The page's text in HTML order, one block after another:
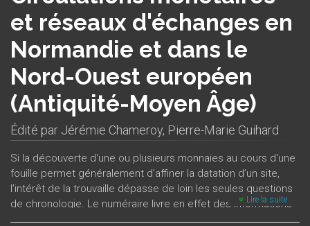
et réseaux d'échanges en
Normandie et dans le
Nord-Ouest européen
(Antiquité-Moyen Âge)
Édité par Jérémie Chameroy, Pierre-Marie Guihard
Si la découverte d'une ou plusieurs monnaies au cours d'une
fouille permet généralement d’affiner la datation d’un site,
l’intérêt de la trouvaille dépasse de loin les seules questions
de chronologie. Le numéraire livre en effet des informations
complexes concernant non seulement les communications
Lire la suite